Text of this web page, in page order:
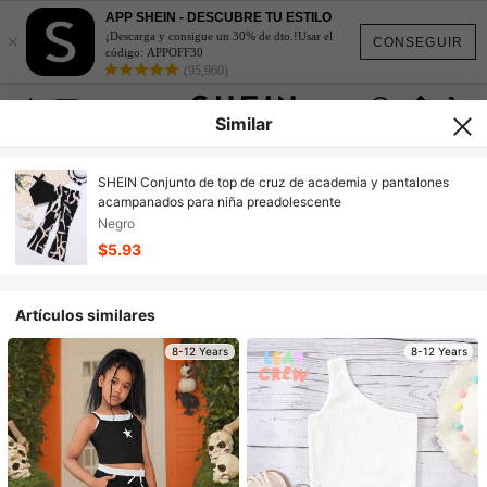
CONSEGUIR
×
APP SHEIN - DESCUBRE TU ESTILO
¡Descarga y consigue un 30% de dto.!Usar el
código: APPOFF30
(95,960)
8-12 Years
Similar
SHEIN Conjunto de top de cruz de academia y pantalones
acampanados para niña preadolescente
Negro
$5.93
Artículos similares
8-12 Years 8-12 Years